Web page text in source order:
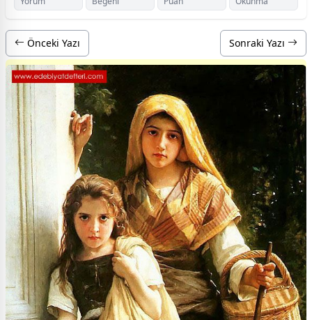
Önceki Yazı Sonraki Yazı